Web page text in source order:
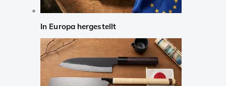
In Europa hergestellt